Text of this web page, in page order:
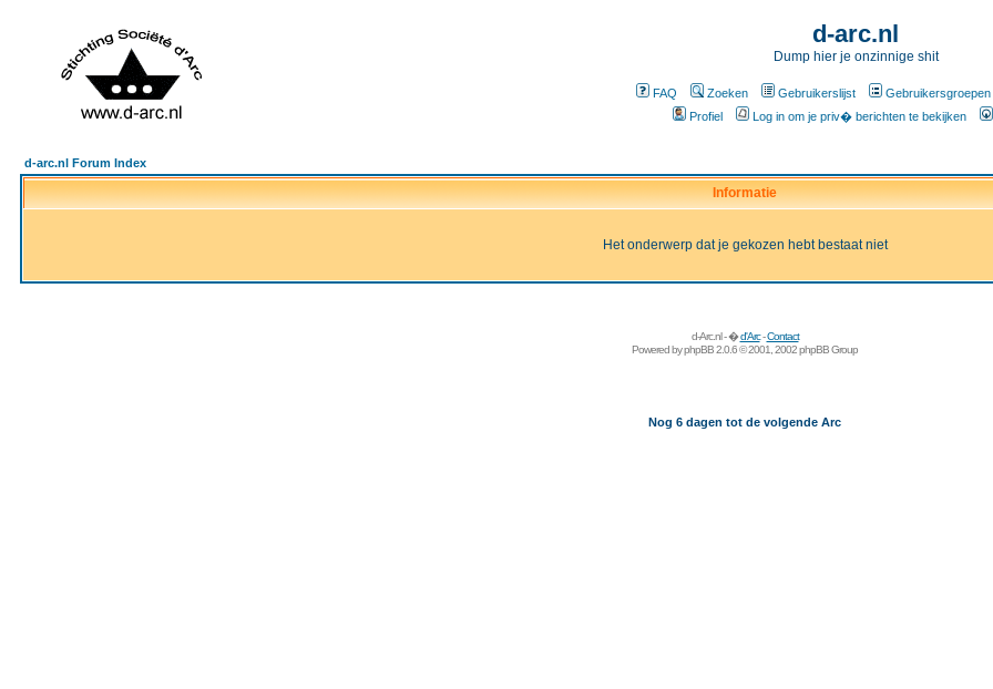
d-arc.nl
Dump hier je onzinnige shit
FAQ Zoeken Gebruikerslijst Gebruikersgroepen
Profiel
Log in om je priv� berichten te bekijken
d-arc.nl Forum Index
Informatie
Het onderwerp dat je gekozen hebt bestaat niet
d-Arc.nl - �d'Arc-Contact
Powered byphpBB2.0.6 © 2001, 2002 phpBB Group
Nog 6 dagen tot de volgende Arc